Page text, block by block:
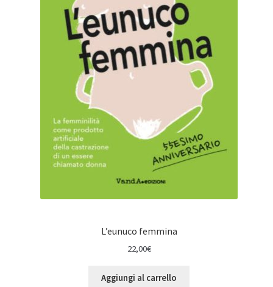
L’eunuco femmina
22,00€
Aggiungi al carrello